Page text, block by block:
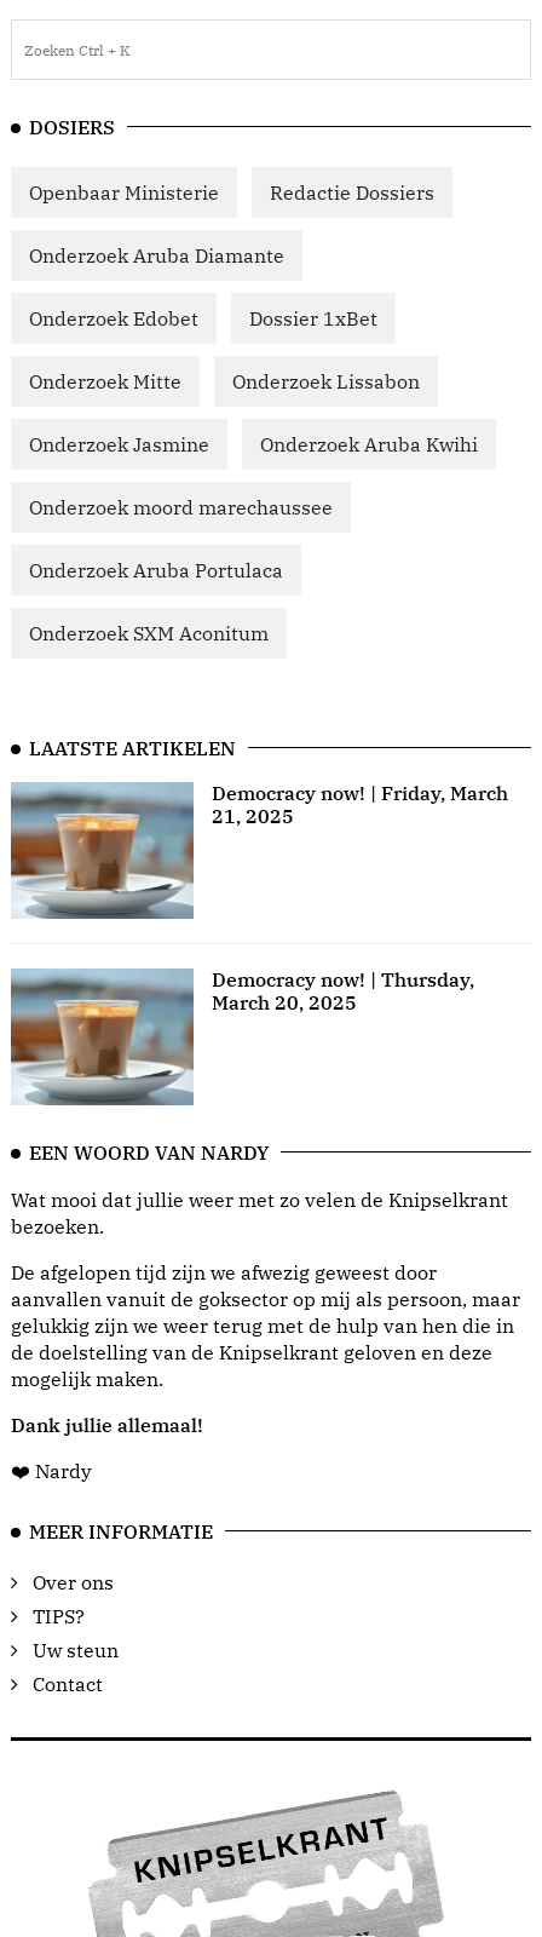
DOSIERS
Openbaar Ministerie Redactie Dossiers
Onderzoek Aruba Diamante
Onderzoek Edobet Dossier 1xBet
Onderzoek Mitte Onderzoek Lissabon
Onderzoek Jasmine Onderzoek Aruba Kwihi
Onderzoek moord marechaussee
Onderzoek Aruba Portulaca
Onderzoek SXM Aconitum
LAATSTE ARTIKELEN
Democracy now! | Friday, March
21, 2025
Democracy now! | Thursday,
March 20, 2025
EEN WOORD VAN NARDY
Wat mooi dat jullie weer met zo velen de Knipselkrant
bezoeken.
De afgelopen tijd zijn we afwezig geweest door
aanvallen vanuit de goksector op mij als persoon, maar
gelukkig zijn we weer terug met de hulp van hen die in
de doelstelling van de Knipselkrant geloven en deze
mogelijk maken.
Dank jullie allemaal!
❤️ Nardy
MEER INFORMATIE
Over ons
TIPS?
Uw steun
Contact